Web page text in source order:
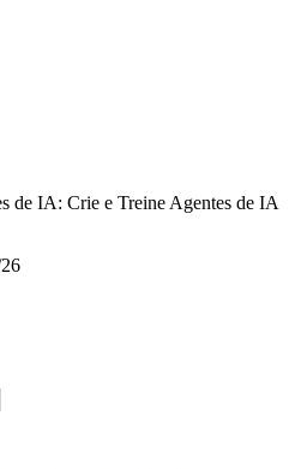
de IA: Crie e Treine Agentes de IA